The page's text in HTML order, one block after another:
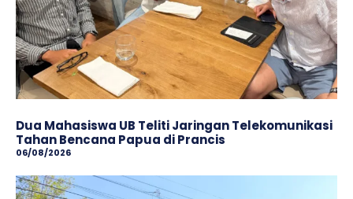
Dua Mahasiswa UB Teliti Jaringan Telekomunikasi
Tahan Bencana Papua di Prancis
06/08/2026